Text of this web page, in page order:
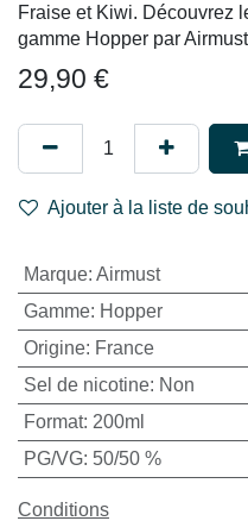
Fraise et Kiwi. Découvrez
gamme Hopper par
29,90 €
Ajouter à la liste de
Marque: Airmust
Gamme: Hopper
Origine: France
Sel de nicotine: Non
Format: 200ml
PG/VG: 50/50 %
Conditions